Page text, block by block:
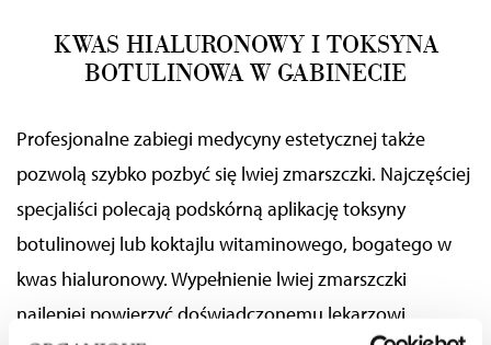
KWAS HIALURONOWY I TOKSYNA
BOTULINOWA W GABINECIE
Profesjonalnezabiegi medycyny estetycznej także
pozwolą szybko pozbyć się lwiej zmarszczki. Najczęściej
specjaliści polecają podskórną aplikację toksyny
botulinowej lub koktajlu witaminowego, bogatego w
kwas hialuronowy.Wypełnienie lwiej zmarszczki
najlepiej powierzyć doświadczonemu lekarzowi